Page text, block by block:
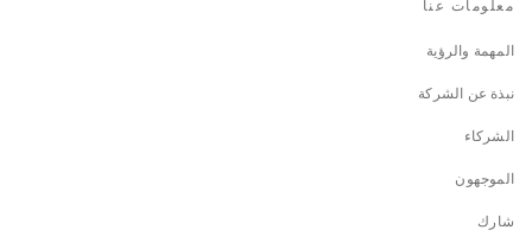
معلومات عنا
المهمة والرؤية
نبذة عن الشركة
الشركاء
الموجهون
شارك